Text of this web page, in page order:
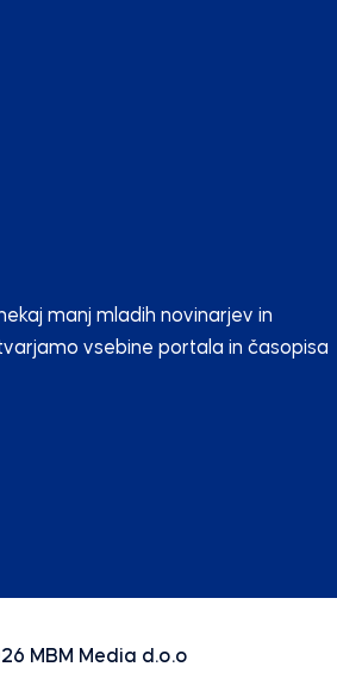
manj mladih novinarjev in
vsebine portala in časopisa
MBM Media d.o.o